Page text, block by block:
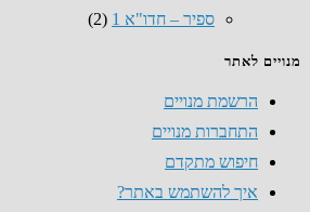
ספיר – חדו"א 1
(2)
מנויים לאתר
הרשמת מנויים
התחברות מנויים
חיפוש מתקדם
איך להשתמש באתר?